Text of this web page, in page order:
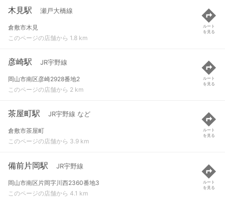
木見駅 瀬戸大橋線
倉敷市木見
このページの店舗から 1.8 km
ルート
を見る
彦崎駅 JR宇野線
岡山市南区彦崎2928番地2
このページの店舗から 2 km
ルート
を見る
茶屋町駅 JR宇野線 など
倉敷市茶屋町
このページの店舗から 3.9 km
ルート
を見る
備前片岡駅 JR宇野線
岡山市南区片岡字川西2360番地3
このページの店舗から 4.1 km
ルート
を見る